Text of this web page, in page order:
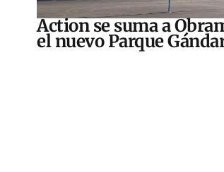
Action se suma a
el nuevo Parque